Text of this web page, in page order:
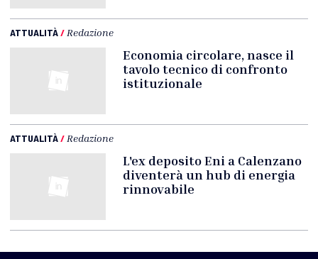
ATTUALITÀ/ Redazione
Economia circolare, nasce il
tavolo tecnico di confronto
istituzionale
ATTUALITÀ/ Redazione
L'ex deposito Eni a Calenzano
diventerà un hub di energia
rinnovabile